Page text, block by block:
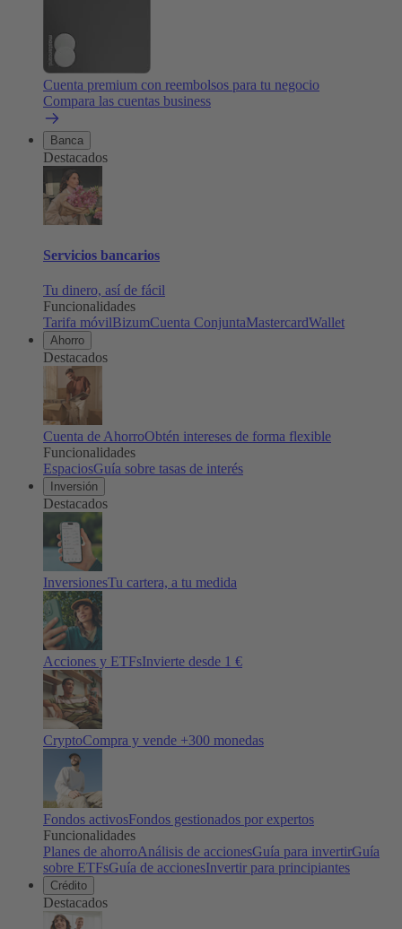
Cuenta premium con reembolsos para tu negocio
Compara las cuentas business
Banca
Destacados
Servicios bancarios
Tu dinero, así de fácil
Funcionalidades
Tarifa móvilBizumCuenta ConjuntaMastercardWallet
Ahorro
Destacados
Cuenta de AhorroObtén intereses de forma flexible
Funcionalidades
EspaciosGuía sobre tasas de interés
Inversión
Destacados
InversionesTu cartera, a tu medida
Acciones y ETFsInvierte desde 1 €
CryptoCompra y vende +300 monedas
Fondos activosFondos gestionados por expertos
Funcionalidades
Planes de ahorroAnálisis de accionesGuía para invertirGuía
sobre ETFsGuía de accionesInvertir para principiantes
Crédito
Destacados